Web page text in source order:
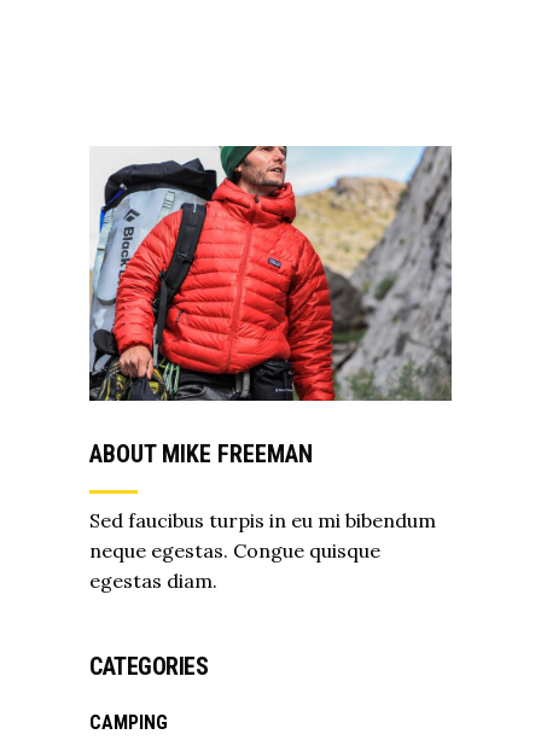
ABOUT MIKE FREEMAN
Sed faucibus turpis in eu mi bibendum
neque egestas. Congue quisque
egestas diam.
CATEGORIES
CAMPING